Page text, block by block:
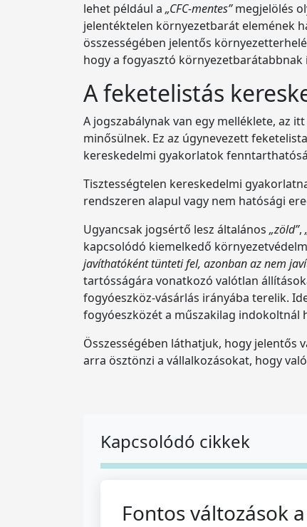
lehet például a „CFC-mentes”megjelölés
jelentéktelen környezetbarát elemének
összességében jelentős
hogy a fogyasztó
A feketelistás
A jogszabálynak van egy melléklete, az
minősülnek. Ez az úgynevezett
kereskedelmi gyakorlatok
Tisztességtelen kereskedelmi
rendszeren alapul vagy nem hatósági
Ugyancsak jogsértő lesz általános „zöld”,
kapcsolódó kiemelkedő
javíthatóként tünteti fel, azonban az nem
tartósságára vonatkozó valótlan
fogyóeszköz-vásárlás irányába terelik.
fogyóeszközét a műszakilag indokoltnál
Összességében láthatjuk, hogy jelentős
arra ösztönzi a vállalkozásokat, hogy
Kapcsolódó cikkek
Fontos változások